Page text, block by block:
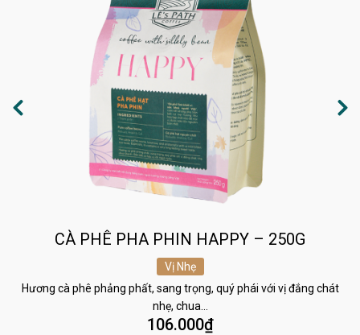
CÀ PHÊ PHA PHIN HAPPY – 250G
Vị Nhẹ
Hương cà phê phảng phất, sang trọng, quý phái với vị đắng chát
nhẹ, chua…
106.000₫